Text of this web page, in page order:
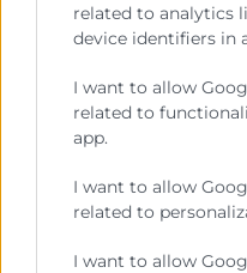
related to analytics
device identifiers in
I want to allow
related to
app.
I want to allow
related to
I want to allow
Recursos
Nota de prensa
convenio de
José Vicente
convenio de